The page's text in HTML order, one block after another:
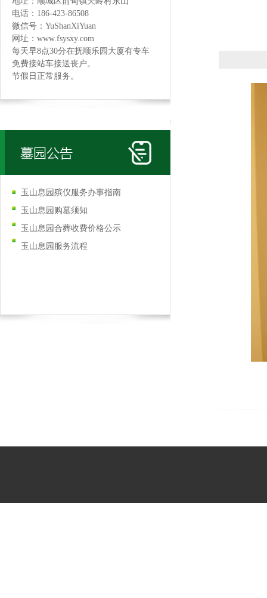
电话：186-423-86508
微信号：YuShanXiYuan
网址：www.fsysxy.com
每天早8点30分在抚顺乐园大厦有专车
免费接站车接送丧户。
节假日正常服务。
玉山息园殡仪服务办事指南
玉山息园购墓须知
玉山息园合葬收费价格公示
玉山息园服务流程